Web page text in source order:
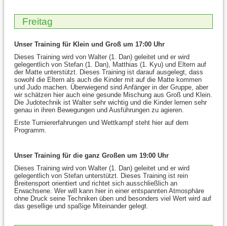
Freitag
Unser Training für Klein und Groß um 17:00 Uhr
Dieses Training wird von Walter (1. Dan) geleitet und er wird
gelegentlich von Stefan (1. Dan), Matthias (1. Kyu) und Eltern auf
der Matte unterstützt. Dieses Training ist darauf ausgelegt, dass
sowohl die Eltern als auch die Kinder mit auf die Matte kommen
und Judo machen. Überwiegend sind Anfänger in der Gruppe, aber
wir schätzen hier auch eine gesunde Mischung aus Groß und Klein.
Die Judotechnik ist Walter sehr wichtig und die Kinder lernen sehr
genau in ihren Bewegungen und Ausführungen zu agieren.
Erste Turniererfahrungen und Wettkampf steht hier auf dem
Programm.
Unser Training für die ganz Großen um 19:00 Uhr
Dieses Training wird von Walter (1. Dan) geleitet und er wird
gelegentlich von Stefan unterstützt. Dieses Training ist rein
Breitensport orientiert und richtet sich ausschließlich an
Erwachsene. Wer will kann hier in einer entspannten Atmosphäre
ohne Druck seine Techniken üben und besonders viel Wert wird auf
das gesellige und spaßige Miteinander gelegt.